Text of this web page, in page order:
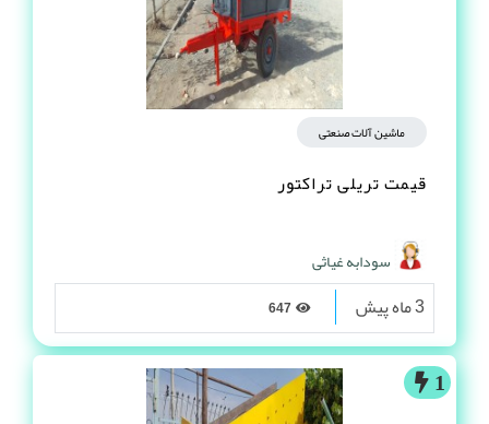
ماشین آلات صنعتی
قیمت تریلی تراکتور
سودابه غیاثی
3 ماه پیش
1